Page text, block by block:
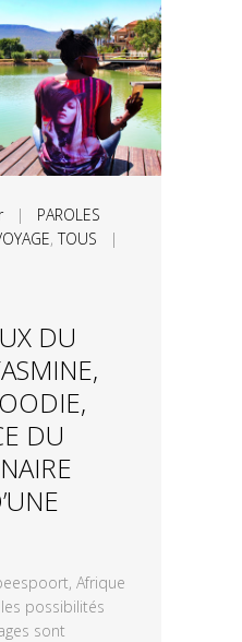
| PAROLES
,TOUS |
DU
DU
Afrique
possibilités
sont